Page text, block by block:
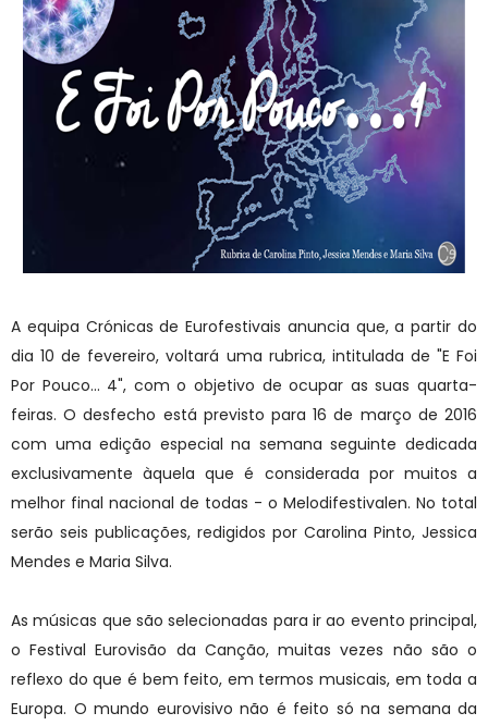
A equipa Crónicas de Eurofestivais anuncia que, a partir do
dia 10 de fevereiro, voltará uma rubrica, intitulada de "E Foi
Por Pouco... 4", com o objetivo de ocupar as suas quarta-
feiras. O desfecho está previsto para 16 de março de 2016
com uma edição especial na semana seguinte dedicada
exclusivamente àquela que é considerada por muitos a
melhor final nacional de todas - o Melodifestivalen. No total
serão seis publicações, redigidos por Carolina Pinto, Jessica
Mendes e Maria Silva.
As músicas que são selecionadas para ir ao evento principal,
o Festival Eurovisão da Canção, muitas vezes não são o
reflexo do que é bem feito, em termos musicais, em toda a
Europa. O mundo eurovisivo não é feito só na semana da